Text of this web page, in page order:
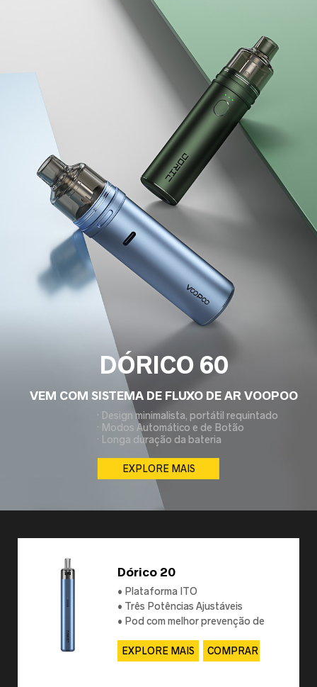
DÓRICO 60
VEM COM SISTEMA DE FLUXO DE AR ​​VOOPOO
· Design minimalista, portátil requintado
· Modos Automático e de Botão
· Longa duração da bateria
EXPLORE MAIS
Dórico 20
• Plataforma ITO
• Três Potências Ajustáveis
• Pod com melhor prevenção de
EXPLORE MAIS
COMPRAR